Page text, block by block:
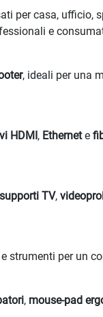
per casa, ufficio,
e
, ideali per una
HDMI, Ethernete
supporti TV,
e strumenti per un
, mouse-pad